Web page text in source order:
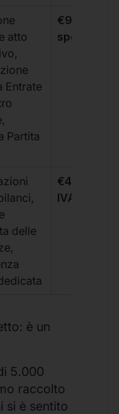
atto
Entrate
Partita
€99 + IVA
spese
delle
€499 +
IVA/
è un
5.000
raccolto
si è sentito